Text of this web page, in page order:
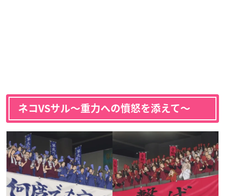
ネコVSサル〜重力への憤怒を添えて〜